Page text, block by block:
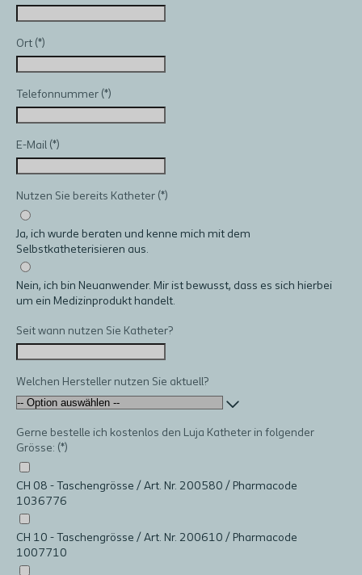
Ort
Telefonnummer
E-Mail
Nutzen Sie bereits Katheter
Ja, ich wurde beraten und kenne mich mit dem
Selbstkatheterisieren aus.
Nein, ich bin Neuanwender. Mir ist bewusst, dass es sich hierbei
um ein Medizinprodukt handelt.
Seit wann nutzen Sie Katheter?
Welchen Hersteller nutzen Sie aktuell?
Gerne bestelle ich kostenlos den Luja Katheter in folgender
Grösse:
CH 08 - Taschengrösse / Art. Nr. 200580 / Pharmacode
1036776
CH 10 - Taschengrösse / Art. Nr. 200610 / Pharmacode
1007710